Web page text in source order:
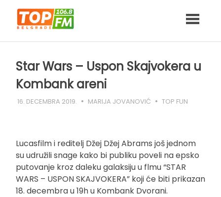
content
Star Wars – Uspon Skajvokera u
Kombank areni
16. DECEMBRA 2019. MARIJA JOVANOVIĆ TOP FUN
Lucasfilm i reditelj Džej Džej Abrams još jednom
su udružili snage kako bi publiku poveli na epsko
putovanje kroz daleku galaksiju u flmu “STAR
WARS – USPON SKAJVOKERA” koji će biti prikazan
18. decembra u 19h u Kombank Dvorani.